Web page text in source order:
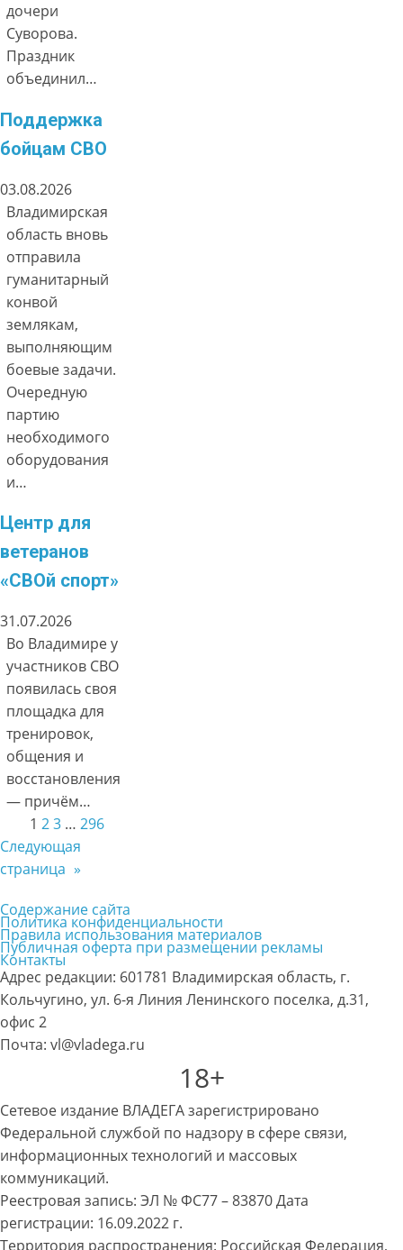
дочери
Суворова.
Праздник
объединил…
Поддержка
бойцам СВО
03.08.2026
Владимирская
область вновь
отправила
гуманитарный
конвой
землякам,
выполняющим
боевые задачи.
Очередную
партию
необходимого
оборудования
и…
Центр для
ветеранов
«СВОй спорт»
31.07.2026
Во Владимире у
участников СВО
появилась своя
площадка для
тренировок,
общения и
восстановления
— причём…
1 23 … 296
Следующая
страница »
Содержание сайта
Политика конфиденциальности
Правила использования материалов
Публичная оферта при размещении рекламы
Контакты
Адрес редакции: 601781 Владимирская область, г.
Кольчугино, ул. 6-я Линия Ленинского поселка, д.31,
офис 2
Почта: vl@vladega.ru
18+
Сетевое издание ВЛАДЕГА зарегистрировано
Федеральной службой по надзору в сфере связи,
информационных технологий и массовых
коммуникаций.
Реестровая запись: ЭЛ № ФС77 – 83870 Дата
регистрации: 16.09.2022 г.
Территория распространения: Российская Федерация,